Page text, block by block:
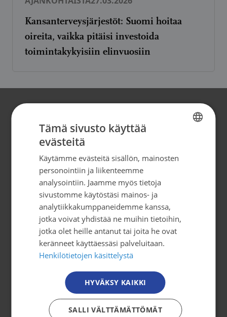
Kansanterveysjärjestöt: Suomi hoitaa
oireita, vaikka pitäisi investoida
toimintakykyisiin elinvuosiin
Syöpäjärjestöt
Mäkelänkatu 2, 4. kerros
00500 Helsinki
puh. 09 135 331
tiedotus@cancer.fi
Tilaa uutiskirje
Osallistu toimintaan
Tule mukaan
Mitä me teemme?
FINNISH
Tämä sivusto käyttää
evästeitä
Käytämme evästeitä sisällön, mainosten
personointiin ja liikenteemme
analysointiin. Jaamme myös tietoja
sivustomme käytöstäsi mainos- ja
analytiikkakumppaneidemme kanssa,
jotka voivat yhdistää ne muihin tietoihin,
jotka olet heille antanut tai joita he ovat
keränneet käyttäessäsi palveluitaan.
Henkilötietojen käsittelystä
HYVÄKSY KAIKKI
SALLI VÄLTTÄMÄTTÖMÄT